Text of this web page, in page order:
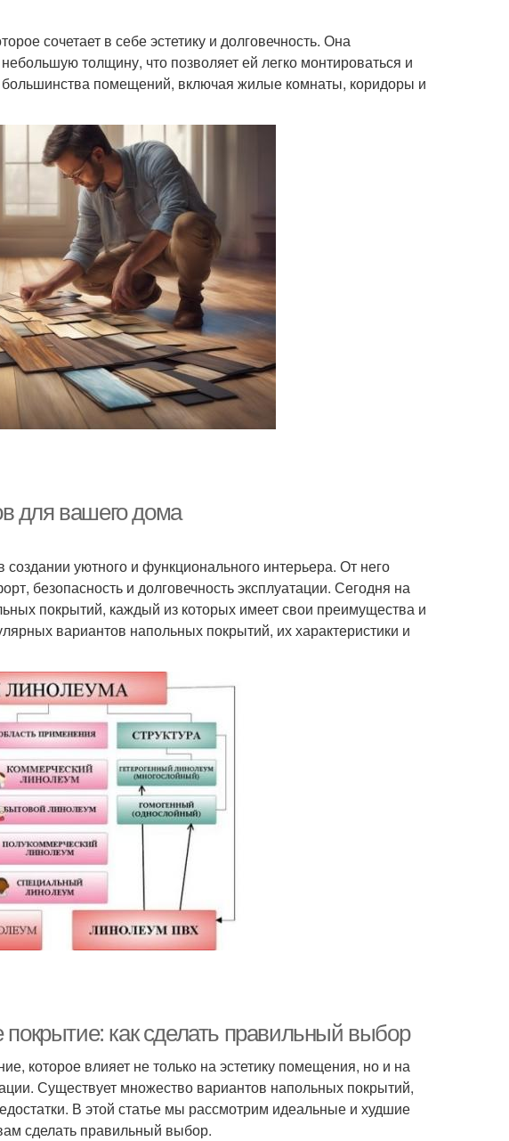
сочетает в себе эстетику и долговечность. Она
толщину, что позволяет ей легко монтироваться и
большинства помещений, включая жилые комнаты, коридоры и
для вашего дома
уютного и функционального интерьера. От него
безопасность и долговечность эксплуатации. Сегодня на
покрытий, каждый из которых имеет свои преимущества и
вариантов напольных покрытий, их характеристики и
как сделать правильный выбор
которое влияет не только на эстетику помещения, но и на
Существует множество вариантов напольных покрытий,
В этой статье мы рассмотрим идеальные и худшие
сделать правильный выбор.